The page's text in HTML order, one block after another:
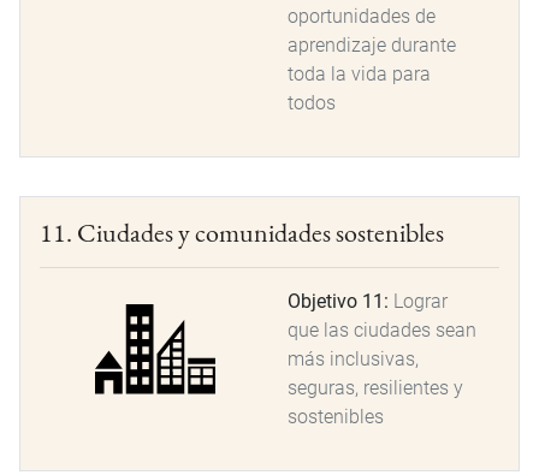
oportunidades de
aprendizaje durante
toda la vida para
todos
11. Ciudades y comunidades sostenibles
Objetivo 11: Lograr
que las ciudades sean
más inclusivas,
seguras, resilientes y
sostenibles